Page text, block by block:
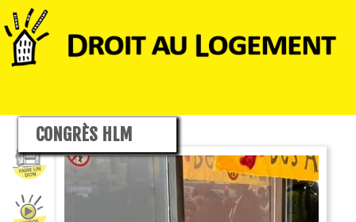
CONGRÈS HLM